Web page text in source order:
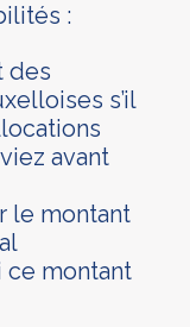
:
des
s’il
avant
le montant
ce montant